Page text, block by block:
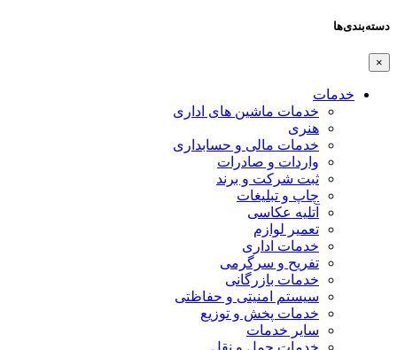
دسته‌بندی‌ها
×
خدمات
خدمات ماشین های اداری
هنری
خدمات مالی و حسابداری
واردات و صادرات
ثبت شرکت و برند
چاپ و تبلیغات
آتلیه عکاسی
تعمیر لوازم
خدمات اداری
تفریح و سرگرمی
خدمات بازرگانی
سیستم امنیتی و حفاظتی
خدمات پخش و توزیع
سایر خدمات